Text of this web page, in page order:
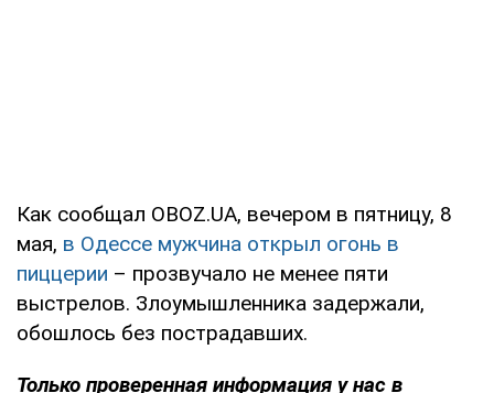
Как сообщал OBOZ.UA, вечером в пятницу, 8
мая, в Одессе мужчина открыл огонь в
пиццерии – прозвучало не менее пяти
выстрелов. Злоумышленника задержали,
обошлось без пострадавших.
Только проверенная информация у нас в